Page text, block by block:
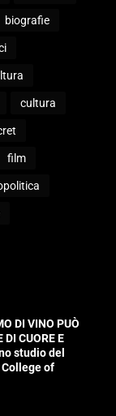
biografie
cultura
film
DI VINO PUÒ
CUORE E
studio del
of